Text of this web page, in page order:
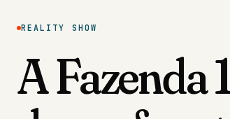
REALITY SHOW
A Fazenda